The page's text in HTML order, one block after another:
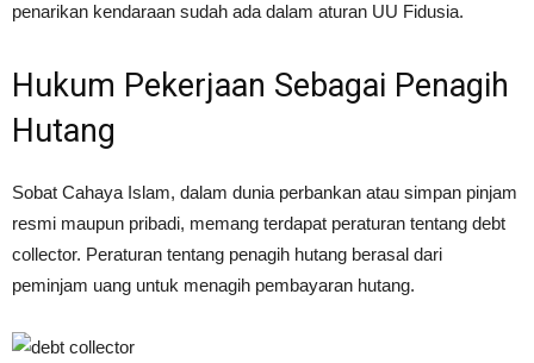
penarikan kendaraan sudah ada dalam aturan UU Fidusia.
Hukum Pekerjaan Sebagai Penagih
Hutang
Sobat Cahaya Islam, dalam dunia perbankan atau simpan pinjam
resmi maupun pribadi, memang terdapat peraturan tentang debt
collector. Peraturan tentang penagih hutang berasal dari
peminjam uang untuk menagih pembayaran hutang.